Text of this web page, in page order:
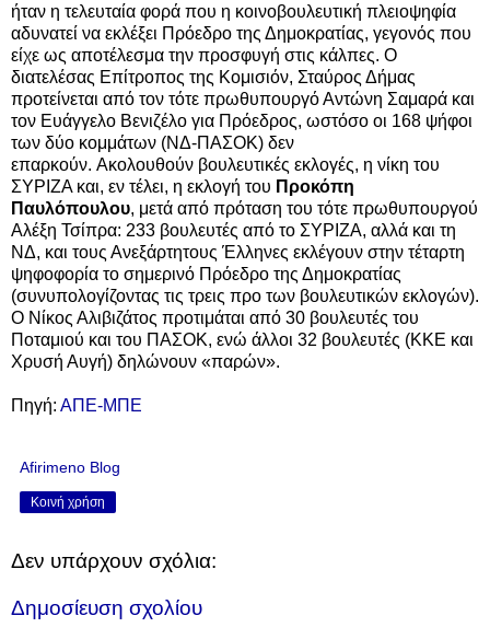
ήταν η τελευταία φορά που η κοινοβουλευτική πλειοψηφία
αδυνατεί να εκλέξει Πρόεδρο της Δημοκρατίας, γεγονός που
είχε ως αποτέλεσμα την προσφυγή στις κάλπες. Ο
διατελέσας Επίτροπος της Κομισιόν, Σταύρος Δήμας
προτείνεται από τον τότε πρωθυπουργό Αντώνη Σαμαρά και
τον Ευάγγελο Βενιζέλο για Πρόεδρος, ωστόσο οι 168 ψήφοι
των δύο κομμάτων (ΝΔ-ΠΑΣΟΚ) δεν
επαρκούν. Ακολουθούν βουλευτικές εκλογές, η νίκη του
ΣΥΡΙΖΑ και, εν τέλει, η εκλογή του Προκόπη
Παυλόπουλου, μετά από πρόταση του τότε πρωθυπουργού
Αλέξη Τσίπρα: 233 βουλευτές από το ΣΥΡΙΖΑ, αλλά και τη
ΝΔ, και τους Ανεξάρτητους Έλληνες εκλέγουν στην τέταρτη
ψηφοφορία το σημερινό Πρόεδρο της Δημοκρατίας
(συνυπολογίζοντας τις τρεις προ των βουλευτικών εκλογών).
Ο Νίκος Αλιβιζάτος προτιμάται από 30 βουλευτές του
Ποταμιού και του ΠΑΣΟΚ, ενώ άλλοι 32 βουλευτές (ΚΚΕ και
Χρυσή Αυγή) δηλώνουν «παρών».
Πηγή: ΑΠΕ-ΜΠΕ
Afirimeno Blog
Κοινή χρήση
Δεν υπάρχουν σχόλια:
Δημοσίευση σχολίου